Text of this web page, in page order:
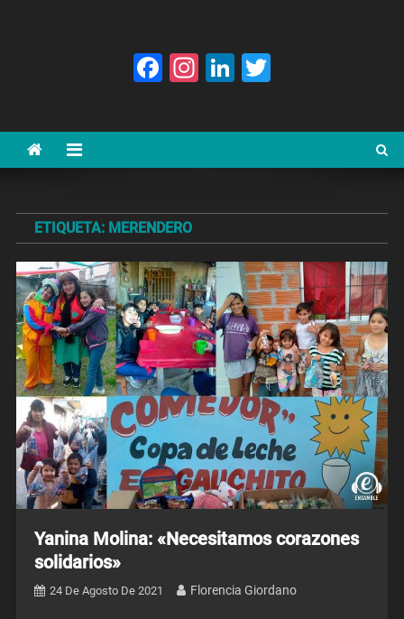
Facebook
Instagram
LinkedIn
ETIQUETA: MERENDERO
Yanina Molina: «Necesitamos corazones
solidarios»
24 De Agosto De 2021 Florencia Giordano